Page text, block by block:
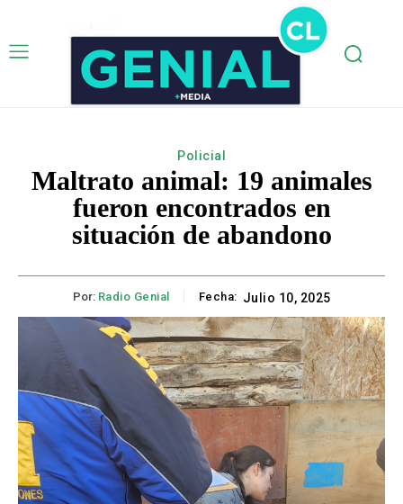
Policial
Maltrato animal: 19 animales
fueron encontrados en
situación de abandono
Por: Radio Genial Fecha: Julio 10, 2025